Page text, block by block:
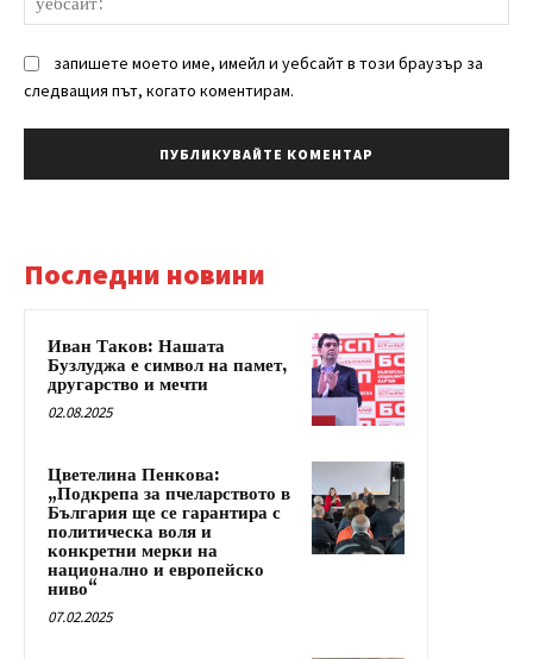
запишете моето име, имейл и уебсайт в този браузър за
следващия път, когато коментирам.
Последни новини
Иван Таков: Нашата
Бузлуджа е символ на памет,
другарство и мечти
02.08.2025
Цветелина Пенкова:
„Подкрепа за пчеларството в
България ще се гарантира с
политическа воля и
конкретни мерки на
национално и европейско
ниво“
07.02.2025